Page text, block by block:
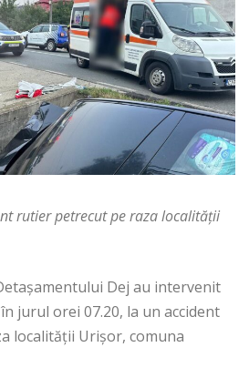
rutier petrecut pe raza localității
Dej au intervenit
jurul orei 07.20, la un accident
localității Urișor, comuna